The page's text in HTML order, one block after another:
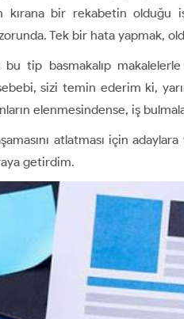
kırana bir rekabetin olduğu
Tek bir hata yapmak,
bu tip basmakalıp
sizi temin ederim ki,
elenmesindense, iş
atlatması için
getirdim.